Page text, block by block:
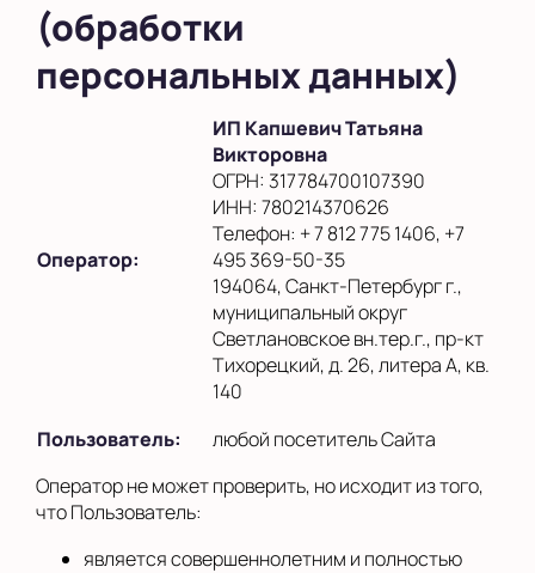
(обработки
персональных данных)
Оператор:
ИП Капшевич Татьяна
Викторовна
ОГРН: 317784700107390
ИНН: 780214370626
Телефон: + 7 812 775 1406, +7
495 369-50-35
194064, Санкт-Петербург г.,
муниципальный округ
Светлановское вн.тер.г., пр-кт
Тихорецкий, д. 26, литера А, кв.
140
Пользователь:
любой посетитель Сайта
Оператор не может проверить, но исходит из того,
что Пользователь:
является совершеннолетним и полностью